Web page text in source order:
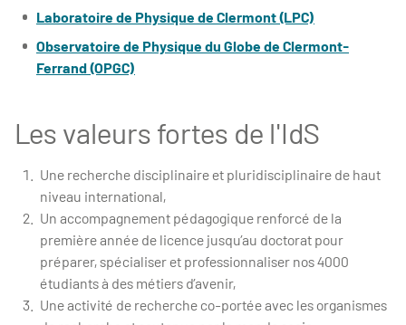
Laboratoire de Physique de Clermont (LPC)
Observatoire de Physique du Globe de Clermont-
Ferrand (OPGC)
Les valeurs fortes de l'IdS
Une recherche disciplinaire et pluridisciplinaire de haut
niveau international,
Un accompagnement pédagogique renforcé de la
première année de licence jusqu’au doctorat pour
préparer, spécialiser et professionnaliser nos 4000
étudiants à des métiers d’avenir,
Une activité de recherche co-portée avec les organismes